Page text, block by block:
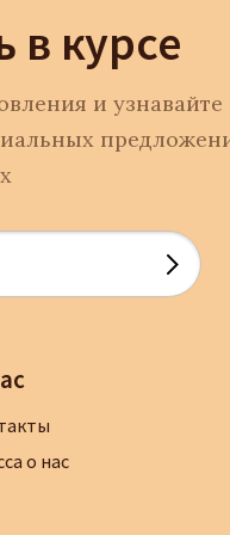
в курсе
и узнавайте
о нас